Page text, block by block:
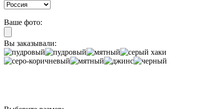
Ваше фото:
Вы заказывали: